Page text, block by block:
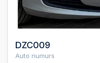
DZC009
Auto numurs